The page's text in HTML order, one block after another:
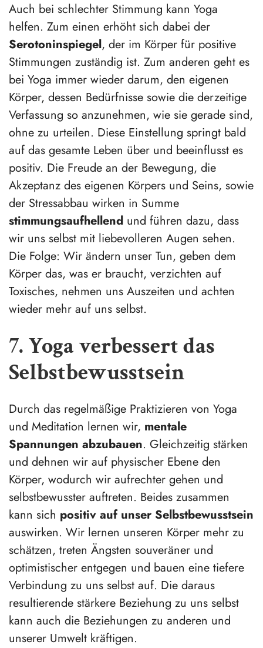
Auch bei schlechter Stimmung kann Yoga
helfen. Zum einen erhöht sich dabei der
Serotoninspiegel, der im Körper für positive
Stimmungen zuständig ist. Zum anderen geht es
bei Yoga immer wieder darum, den eigenen
Körper, dessen Bedürfnisse sowie die derzeitige
Verfassung so anzunehmen, wie sie gerade sind,
ohne zu urteilen. Diese Einstellung springt bald
auf das gesamte Leben über und beeinflusst es
positiv. Die Freude an der Bewegung, die
Akzeptanz des eigenen Körpers und Seins, sowie
der Stressabbau wirken in Summe
stimmungsaufhellend und führen dazu, dass
wir uns selbst mit liebevolleren Augen sehen.
Die Folge: Wir ändern unser Tun, geben dem
Körper das, was er braucht, verzichten auf
Toxisches, nehmen uns Auszeiten und achten
wieder mehr auf uns selbst.
7. Yoga verbessert das
Selbstbewusstsein
Durch das regelmäßige Praktizieren von Yoga
und Meditation lernen wir, mentale
Spannungen abzubauen. Gleichzeitig stärken
und dehnen wir auf physischer Ebene den
Körper, wodurch wir aufrechter gehen und
selbstbewusster auftreten. Beides zusammen
kann sich positiv auf unser Selbstbewusstsein
auswirken. Wir lernen unseren Körper mehr zu
schätzen, treten Ängsten souveräner und
optimistischer entgegen und bauen eine tiefere
Verbindung zu uns selbst auf. Die daraus
resultierende stärkere Beziehung zu uns selbst
kann auch die Beziehungen zu anderen und
unserer Umwelt kräftigen.